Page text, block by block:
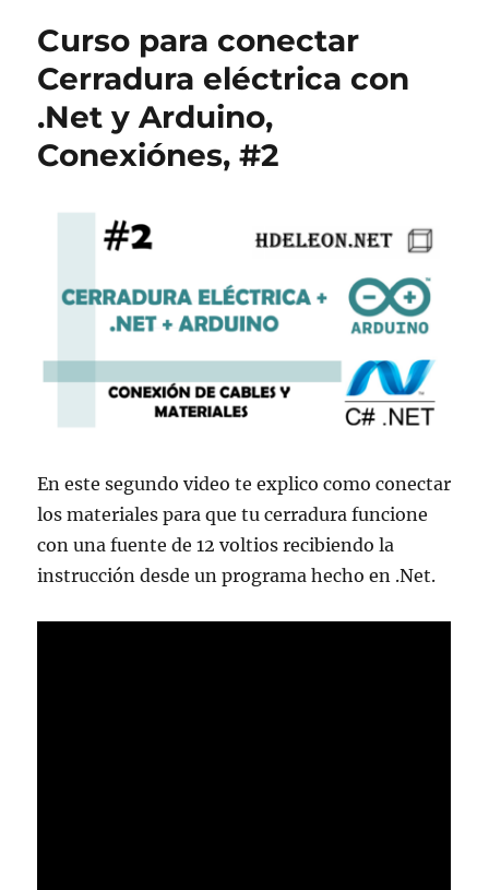
Curso para conectar
Cerradura eléctrica con
.Net y Arduino,
Conexiónes, #2
En este segundo video te explico como conectar
los materiales para que tu cerradura funcione
con una fuente de 12 voltios recibiendo la
instrucción desde un programa hecho en .Net.